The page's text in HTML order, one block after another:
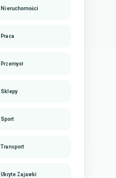
Nieruchomości
Praca
Przemysł
Sklepy
Sport
Transport
Ukryte Zajawki